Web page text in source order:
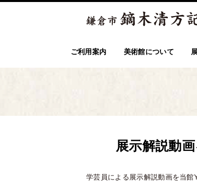
ご利用案内 美術館について
展示解説動
学芸員による展示解説動画を当館